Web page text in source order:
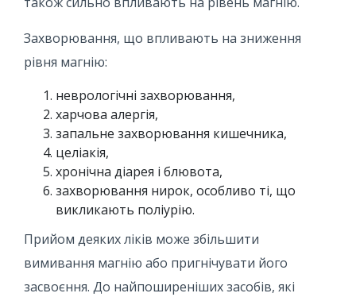
Захворювання, що впливають на зниження
рівня магнію:
неврологічні захворювання,
харчова алергія,
запальне захворювання кишечника,
целіакія,
хронічна діарея і блювота,
захворювання нирок, особливо ті, що
викликають поліурію.
Прийом деяких ліків може збільшити
вимивання магнію або пригнічувати його
засвоєння. До найпоширеніших засобів, які